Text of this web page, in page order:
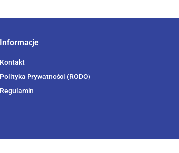
Informacje
Kontakt
Polityka Prywatności (RODO)
Regulamin